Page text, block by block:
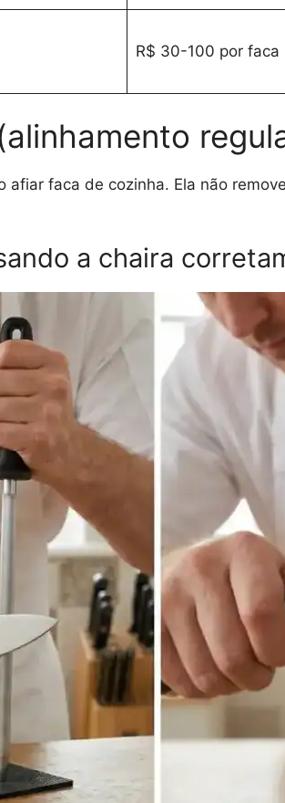
R$ 30-100 por faca
faca de cozinha. Ela não
a chaira